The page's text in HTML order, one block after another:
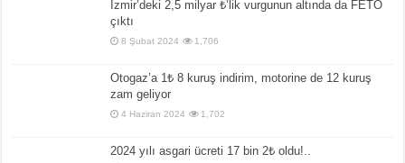
İzmir’deki 2,5 milyar ₺’lik vurgunun altında da FETÖ
çıktı
8 Şubat 2024 1,706
Otogaz’a 1₺ 8 kuruş indirim, motorine de 12 kuruş
zam geliyor
4 Haziran 2024 1,702
2024 yılı asgari ücreti 17 bin 2₺ oldu!..